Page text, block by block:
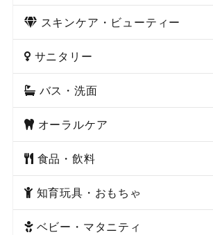
スキンケア・ビューティー
サニタリー
バス・洗面
オーラルケア
食品・飲料
知育玩具・おもちゃ
ベビー・マタニティ